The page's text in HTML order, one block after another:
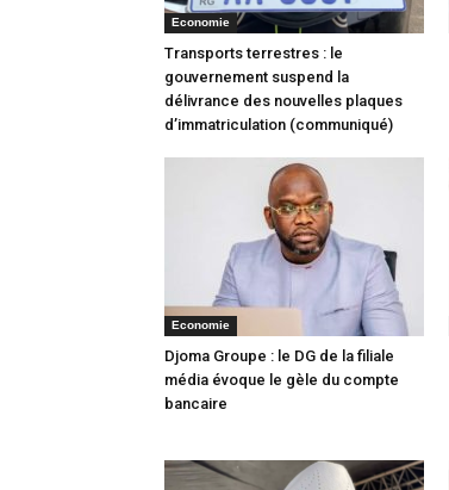
Economie
Transports terrestres : le
gouvernement suspend la
délivrance des nouvelles plaques
d’immatriculation (communiqué)
Economie
Djoma Groupe : le DG de la filiale
média évoque le gèle du compte
bancaire